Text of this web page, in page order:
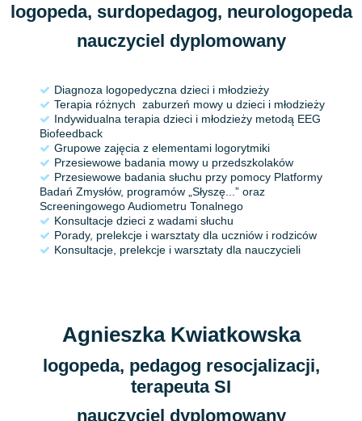
logopeda, surdopedagog, neurologopeda
nauczyciel dyplomowany
Diagnoza logopedyczna dzieci i młodzieży
Terapia różnych zaburzeń mowy u dzieci i młodzieży
Indywidualna terapia dzieci i młodzieży metodą EEG
Biofeedback
Grupowe zajęcia z elementami logorytmiki
Przesiewowe badania mowy u przedszkolaków
Przesiewowe badania słuchu przy pomocy Platformy
Badań Zmysłów, programów „Słyszę...” oraz
Screeningowego Audiometru Tonalnego
Konsultacje dzieci z wadami słuchu
Porady, prelekcje i warsztaty dla uczniów i rodziców
Konsultacje, prelekcje i warsztaty dla nauczycieli
Agnieszka Kwiatkowska
logopeda, pedagog resocjalizacji,
terapeuta SI
nauczyciel dyplomowany